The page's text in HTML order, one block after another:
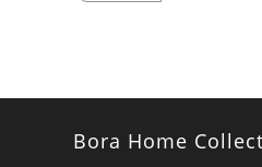
Bora Home